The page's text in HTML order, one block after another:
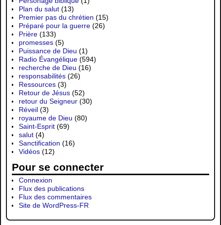
Plan du salut (13)
Premier pas du chrétien (15)
Préparé pour la guerre (26)
Prière (133)
promesses (5)
Puissance de Dieu (1)
Radio Évangélique (594)
recherche de Dieu (16)
responsabilités (26)
Ressources (3)
Retour de Jésus (52)
retour du Seigneur (30)
Réveil (3)
royaume de Dieu (80)
Saint-Esprit (69)
salut (4)
Sanctification (16)
Vidéos (12)
Pour se connecter
Connexion
Flux des publications
Flux des commentaires
Site de WordPress-FR